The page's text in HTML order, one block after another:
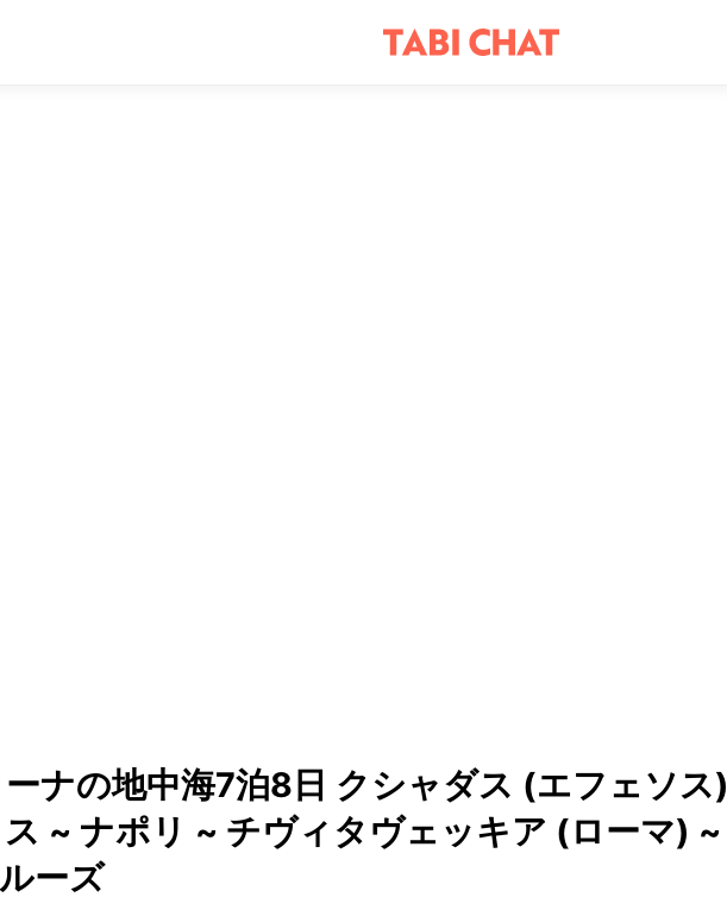
ナの地中海7泊8日 クシャダス (エフェソス)
~ ナポリ ~ チヴィタヴェッキア (ローマ) ~
ーズ